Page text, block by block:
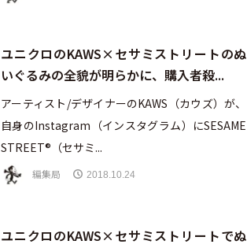
ユニクロのKAWS×セサミストリートのぬ
いぐるみの全貌が明らかに、購入者殺...
アーティスト/デザイナーのKAWS（カウズ）が、
自身のInstagram（インスタグラム）にSESAME
STREET®（セサミ...
編集局 2018.10.24
ユニクロのKAWS×セサミストリートでぬ